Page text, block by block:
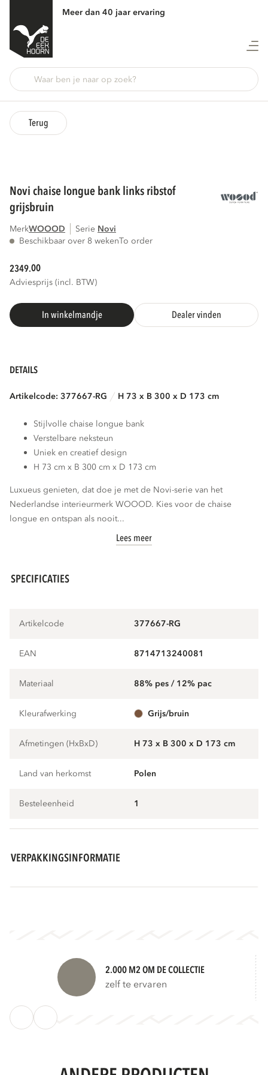
Meer dan 40 jaar ervaring
Terug
novi chaise longue bank links ribstof
grijsbruin
MerkWOOOD Serie
novi
Beschikbaar over 8 wekenTo order
2349.00
Adviesprijs (incl. BTW)
In winkelmandje Dealer vinden
DETAILS
Artikelcode: 377667-RG H 73 x B 300 x D 173 cm
Stijlvolle chaise longue bank
Verstelbare neksteun
Uniek en creatief design
H 73 cm x B 300 cm x D 173 cm
Luxueus genieten, dat doe je met de Novi-serie van het
Nederlandse interieurmerk WOOOD. Kies voor de chaise
longue en ontspan als nooit...
Lees meer
SPECIFICATIES
Artikelcode 377667-RG
EAN 8714713240081
Materiaal 88% pes / 12% pac
Kleurafwerking grijs/bruin
Afmetingen (HxBxD) H 73 x B 300 x D 173 cm
Land van herkomst Polen
Besteleenheid 1
VERPAKKINGSINFORMATIE
2.000 M2 OM DE COLLECTIE
zelf te ervaren